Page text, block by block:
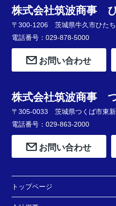
株式会社筑波商事
〒300-1206 茨城県牛久市ひた
電話番号：029-878-5000
お問い合わせ
株式会社筑波商事
〒305-0033 茨城県つくば市東
電話番号：029-863-2000
お問い合わせ
トップページ